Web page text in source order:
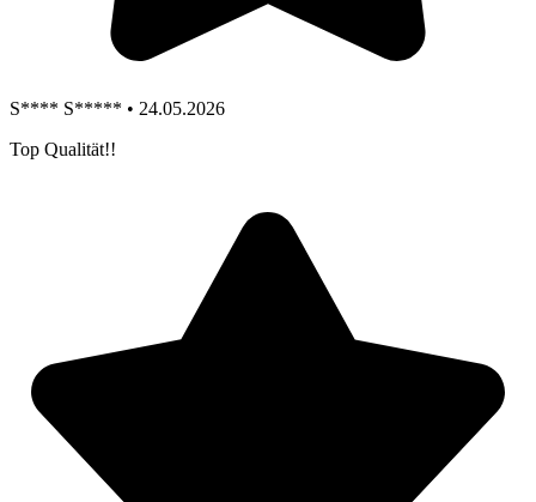
S**** S***** • 24.05.2026
Top Qualität!!